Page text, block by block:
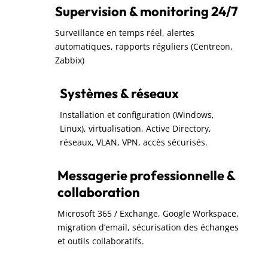
Supervision & monitoring 24/7
Surveillance en temps réel, alertes
automatiques, rapports réguliers (Centreon,
Zabbix)
Systèmes & réseaux
Installation et configuration (Windows,
Linux), virtualisation, Active Directory,
réseaux, VLAN, VPN, accès sécurisés.
Messagerie professionnelle &
collaboration
Microsoft 365 / Exchange, Google Workspace,
migration d’email, sécurisation des échanges
et outils collaboratifs.